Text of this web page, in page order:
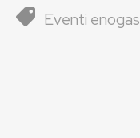
Eventi